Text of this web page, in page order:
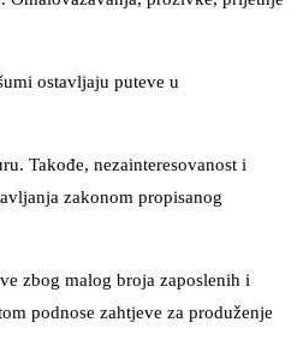
ostavljaju puteve u
Takođe, nezainteresovanost i
zakonom propisanog
zbog malog broja zaposlenih i
podnose zahtjeve za produženje